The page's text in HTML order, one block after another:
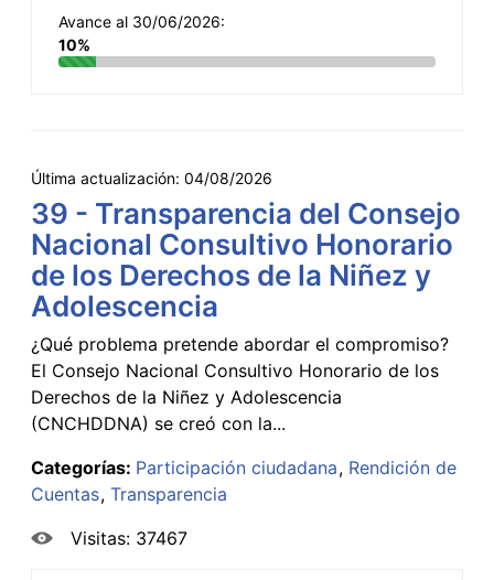
Avance al 30/06/2026:
10%
Última actualización: 04/08/2026
39 - Transparencia del Consejo
Nacional Consultivo Honorario
de los Derechos de la Niñez y
Adolescencia
¿Qué problema pretende abordar el compromiso?
El Consejo Nacional Consultivo Honorario de los
Derechos de la Niñez y Adolescencia
(CNCHDDNA) se creó con la...
Categorías: Participación ciudadana Rendición de
Cuentas Transparencia
Visitas: 37467